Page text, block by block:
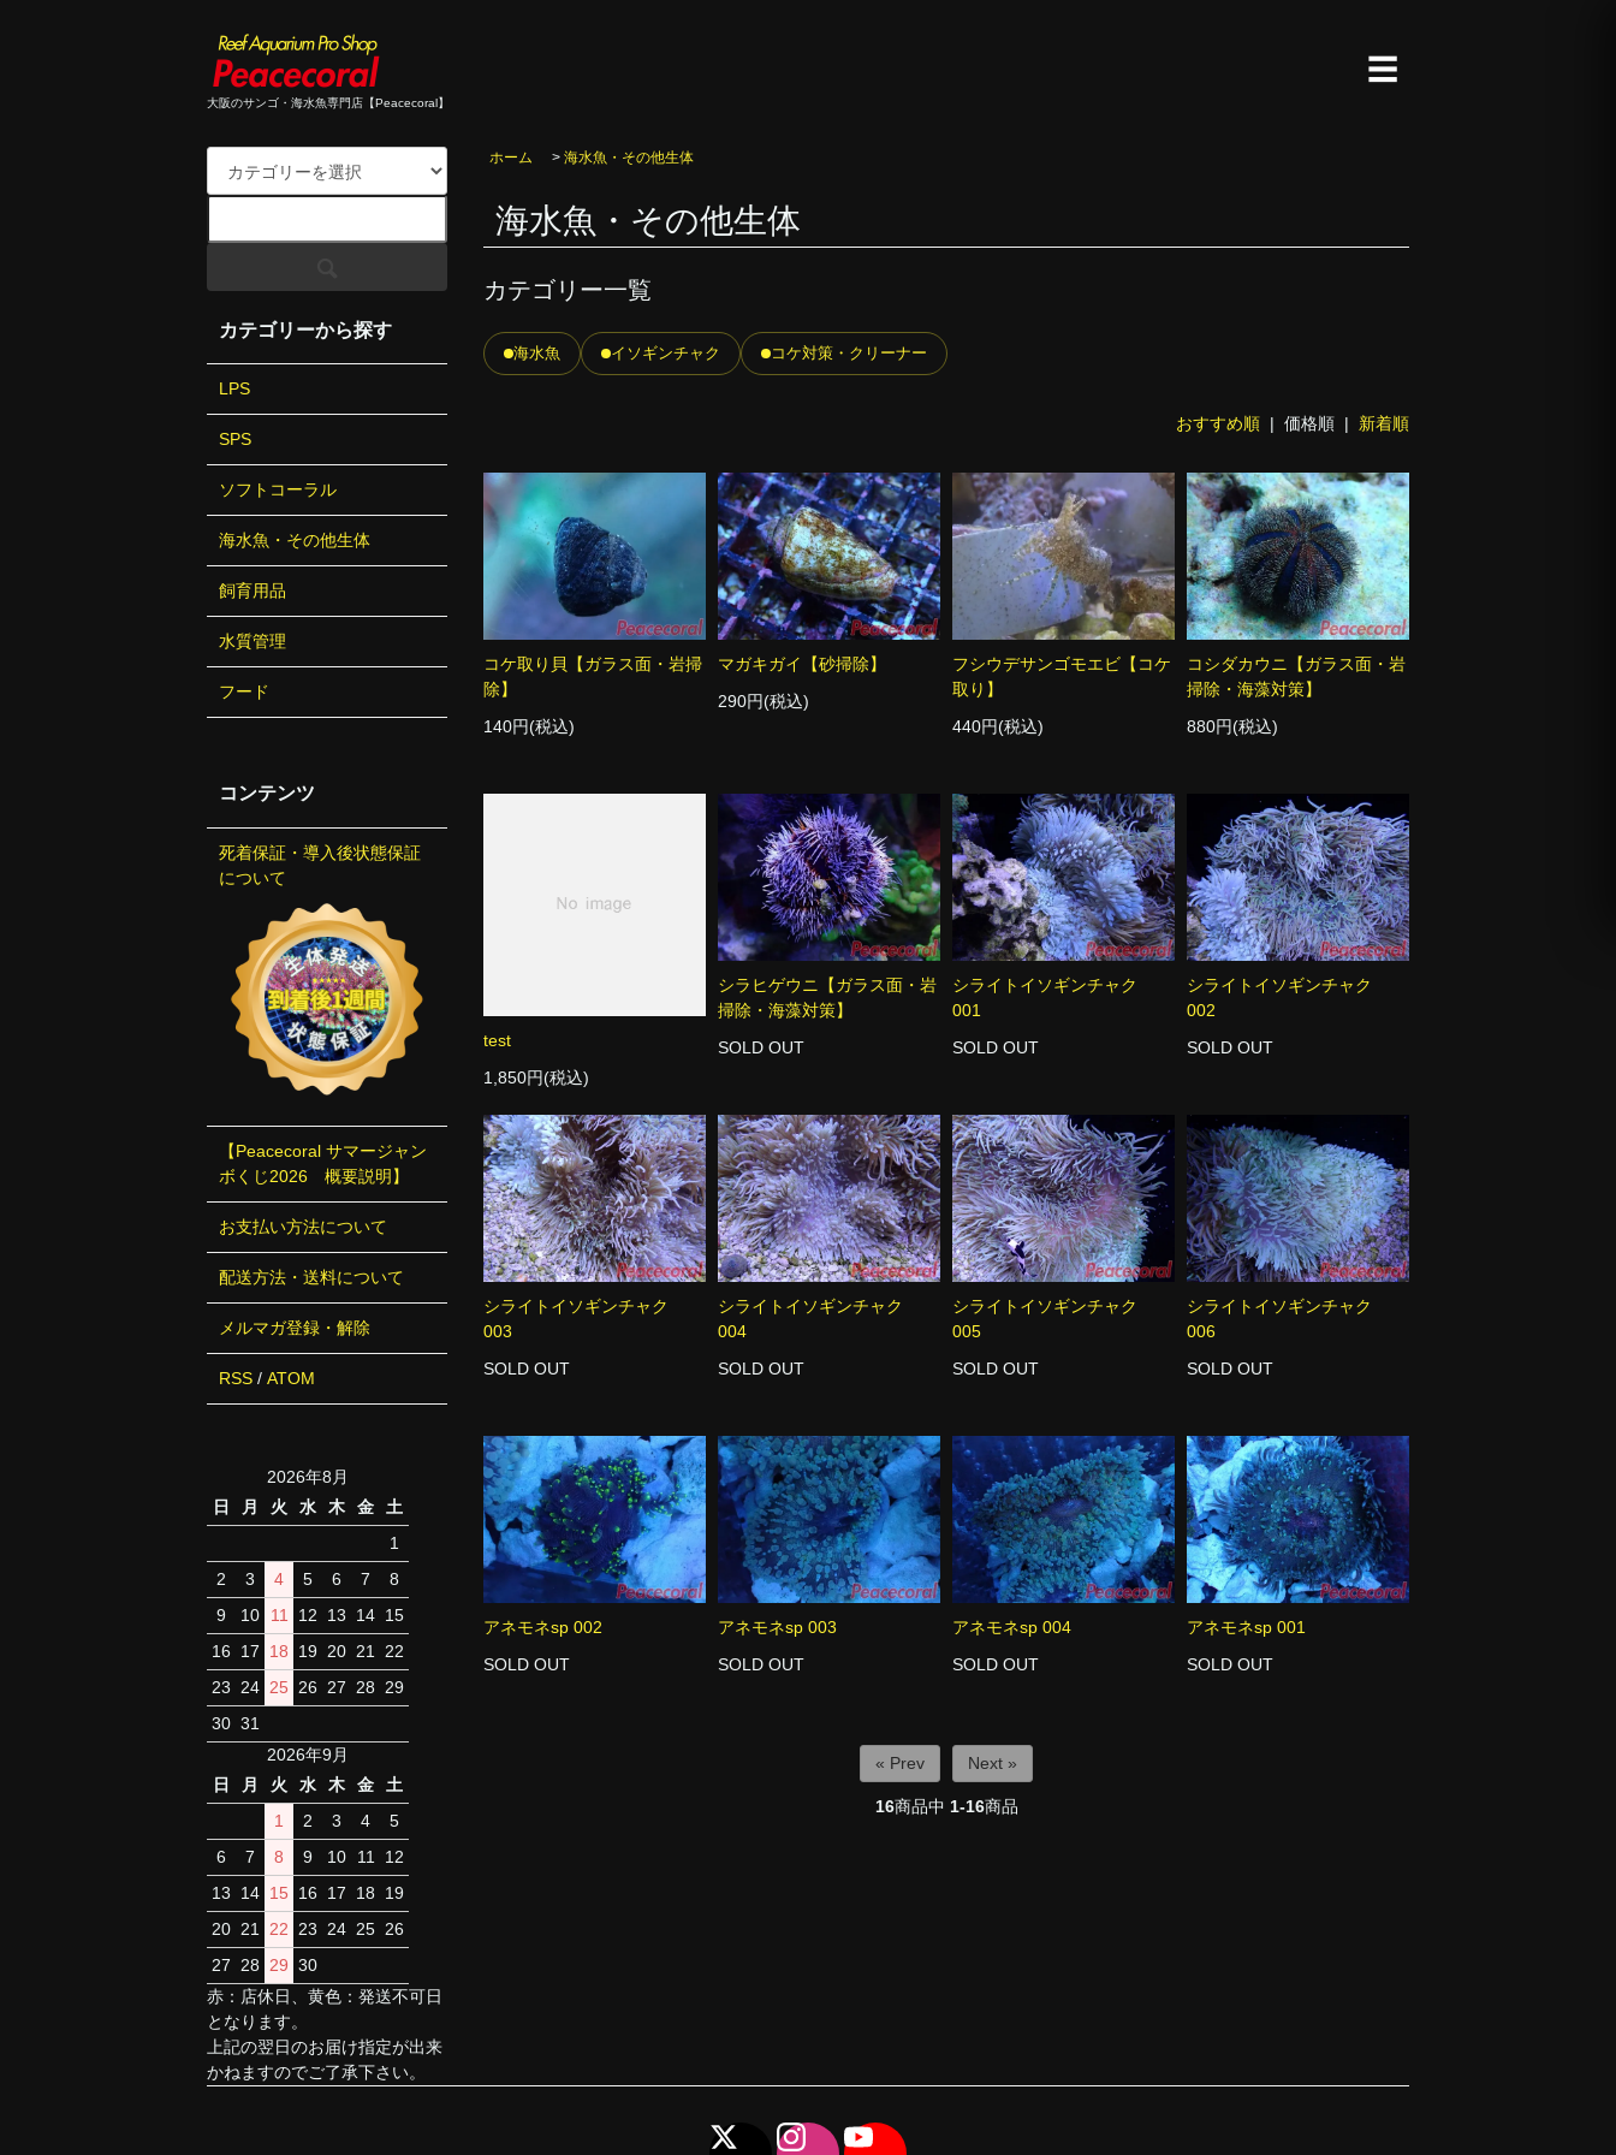
大阪のサンゴ・海水魚専門店【Peacecoral】
☰
ホーム > 海水魚・その他生体
海水魚・その他生体
カテゴリー一覧
海水魚 イソギンチャク コケ対策・クリーナー
おすすめ順 | 価格順 | 新着順
コケ取り貝【ガラス面・岩掃
除】
140円(税込)
マガキガイ【砂掃除】
290円(税込)
フシウデサンゴモエビ【コケ
取り】
440円(税込)
コシダカウニ【ガラス面・岩
掃除・海藻対策】
880円(税込)
test
1,850円(税込)
シラヒゲウニ【ガラス面・岩
掃除・海藻対策】
SOLD OUT
シライトイソギンチャク
001
SOLD OUT
シライトイソギンチャク
002
SOLD OUT
シライトイソギンチャク
003
SOLD OUT
シライトイソギンチャク
004
SOLD OUT
シライトイソギンチャク
005
SOLD OUT
シライトイソギンチャク
006
SOLD OUT
アネモネsp 002
SOLD OUT
アネモネsp 003
SOLD OUT
アネモネsp 004
SOLD OUT
アネモネsp 001
SOLD OUT
« Prev Next »
16商品中 1-16商品
カテゴリーから探す
LPS
SPS
ソフトコーラル
海水魚・その他生体
飼育用品
水質管理
フード
コンテンツ
死着保証・導入後状態保証
について
【Peacecoral サマージャン
ボくじ2026 概要説明】
お支払い方法について
配送方法・送料について
メルマガ登録・解除
RSS / ATOM
2026年8月
日
月 火 水 木 金
土
1
2
3 4 5 6 7
8
9
10 11 12 13 14 15
16
17 18 19 20 21
22
23
24 25 26 27 28
29
30 31
2026年9月
日
月 火 水 木 金
土
1
2 3 4
5
6
7 8 9 10 11
12
13
14 15 16 17 18
19
20 21 22 23 24 25 26
27
28 29 30
赤：店休日、黄色：発送不可日
となります。
上記の翌日のお届け指定が出来
かねますのでご了承下さい。